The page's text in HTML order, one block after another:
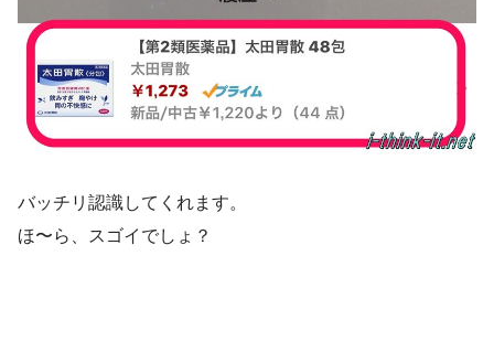
バッチリ認識してくれます。
ほ〜ら、スゴイでしょ？